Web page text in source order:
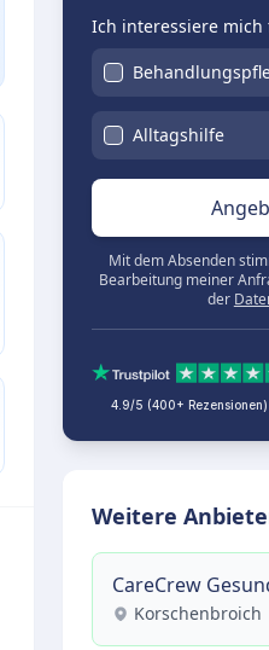
Ich interessiere mich
Alltagshilfe
Mit dem Absenden
Bearbeitung meiner
der
4.9/5 (400+ Rezensionen)
Weitere
CareCrew
Korschenbroich